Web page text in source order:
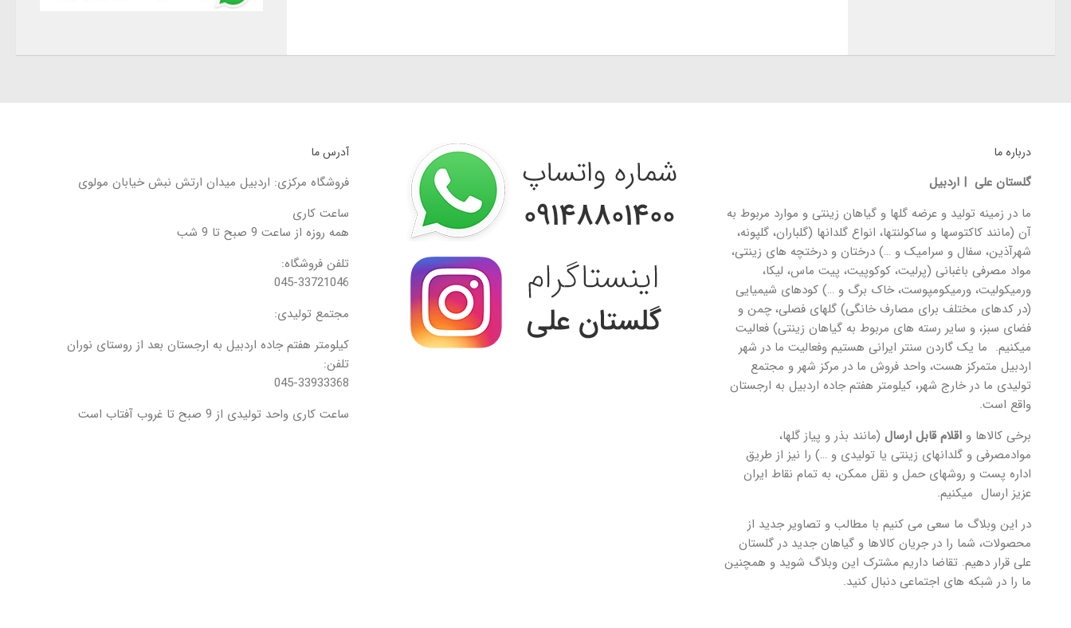
آدرس ما
فروشگاه مرکزی: اردبیل میدان ارتش نبش خیابان مولوی
ساعت کاری
همه روزه از ساعت 9 صبح تا 9 شب
تلفن فروشگاه:
045-33721046
مجتمع تولیدی:
کیلومتر هفتم جاده اردبیل به ارجستان بعد از روستای نوران
تلفن:
045-33933368
ساعت کاری واحد تولیدی از 9 صبح تا غروب آفتاب است
درباره ما
گلستان علی | اردبیل
ما در زمینه تولید و عرضه گلها و گیاهان زینتی و موارد مربوط به
آن (مانند کاکتوسها و ساکولنتها، انواع گلدانها (گلباران، گلپونه،
شهرآذین، سفال و سرامیک و …) درختان و درختچه های زینتی،
مواد مصرفی باغبانی (پرلیت، کوکوپیت، پیت ماس، لیکا،
ورمیکولیت، ورمیکومپوست، خاک برگ و …) کودهای شیمیایی
(در کدهای مختلف برای مصارف خانگی) گلهای فصلی، چمن و
فضای سبز، و سایر رسته های مربوط به گیاهان زینتی) فعالیت
میکنیم. ما یک گاردن سنتر ایرانی هستیم وفعالیت ما در شهر
اردبیل متمرکز هست، واحد فروش ما در مرکز شهر و مجتمع
تولیدی ما در خارج شهر، کیلومتر هفتم جاده اردبیل به ارجستان
واقع است.
برخی کالاها واقلام قابل ارسال (مانند بذر و پیاز گلها،
موادمصرفی و گلدانهای زینتی یا تولیدی و …) را نیز از طریق
اداره پست و روشهای حمل و نقل ممکن، به تمام نقاط ایران
عزیز ارسال میکنیم.
در این وبلاگ ما سعی می کنیم با مطالب و تصاویر جدید از
محصولات، شما را در جریان کالاها و گیاهان جدید در گلستان
علی قرار دهیم. تقاضا داریم مشترک این وبلاگ شوید و همچنین
ما را در شبکه های اجتماعی دنبال کنید.